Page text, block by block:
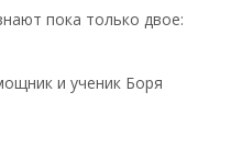
пока только двое:
и ученик Боря